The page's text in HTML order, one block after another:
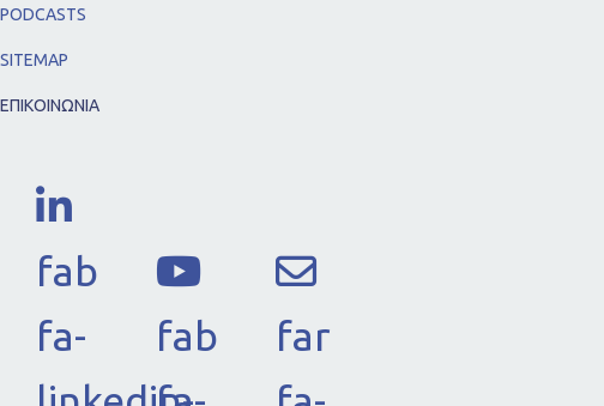
PODCASTS
SITEMAP
ΕΠΙΚΟΙΝΩΝΙΑ
fab
fa-
fab
far